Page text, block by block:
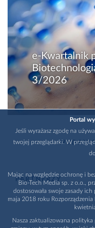
e-Kwartalnik
3/2026
PARTNERZY
Portal
Jeśli wyrażasz zgodę na
twojej przeglądarki. W
Mając na względzie ochronę i
Bio-Tech Media sp. z o.o.,
dostosowała swoje zasady
maja 2018 roku
Nasza zaktualizowana